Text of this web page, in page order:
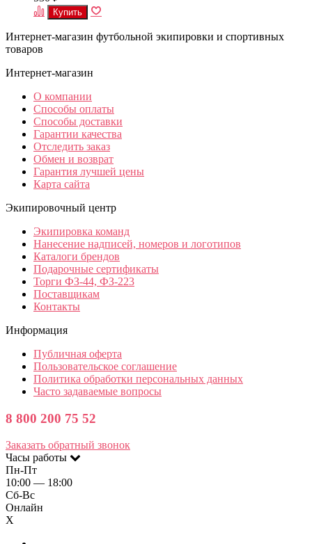
Интернет-магазин футбольной экипировки и спортивных
товаров
Интернет-магазин
О компании
Способы оплаты
Способы доставки
Гарантии качества
Отследить заказ
Обмен и возврат
Гарантия лучшей цены
Карта сайта
Экипировочный центр
Экипировка команд
Нанесение надписей, номеров и логотипов
Каталоги брендов
Подарочные сертификаты
Торги ФЗ-44, ФЗ-223
Поставщикам
Контакты
Информация
Публичная оферта
Пользовательское соглашение
Политика обработки персональных данных
Часто задаваемые вопросы
8 800 200 75 52
Заказать обратный звонок
Часы работы
Пн-Пт
10:00 — 18:00
Сб-Вс
Онлайн
X